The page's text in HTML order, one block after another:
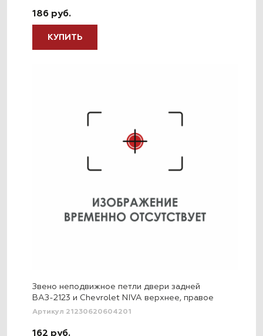
186 руб.
КУПИТЬ
Звено неподвижное петли двери задней
ВАЗ-2123 и Chevrolet NIVA верхнее, правое
Артикул 21230620604201
162 руб.